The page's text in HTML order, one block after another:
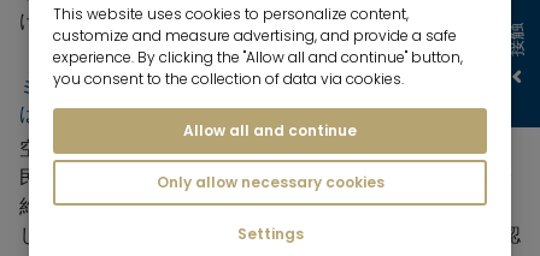
けます。
ミュンヘンでの登録：KVRでの予約の取り方 ― こうすれ
ばうまくいく
空き枠が出るまで、多くの場合2～3ヶ月かかります。住
民登録局では、入居後2週間以内に予約された後日での予
約も受け付けています。ただし、KVRでは1日に数回、新
しい予約枠が解放されるため、こまめにオンラインで確認
接触
This website uses cookies to personalize content,
customize and measure advertising, and provide a safe
experience. By clicking the "Allow all and continue" button,
you consent to the collection of data via cookies.
Allow all and continue
Only allow necessary cookies
Settings